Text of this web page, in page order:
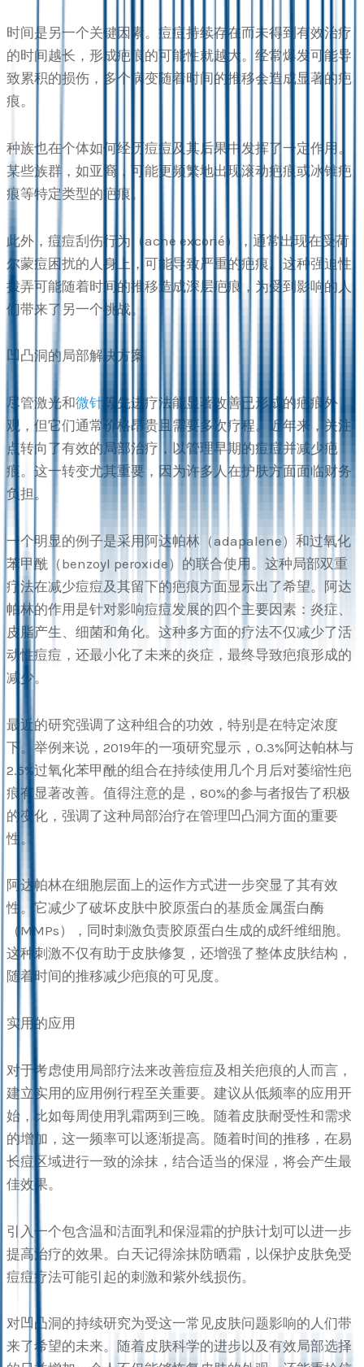
时间是另一个关键因素。痘痘持续存在而未得到有效治疗
的时间越长，形成疤痕的可能性就越大。经常爆发可能导
致累积的损伤，多个病变随着时间的推移会造成显著的疤
痕。
种族也在个体如何经历痘痘及其后果中发挥了一定作用。
某些族群，如亚裔，可能更频繁地出现滚动疤痕或冰锥疤
痕等特定类型的疤痕。
此外，痘痘刮伤行为（acne excorié），通常出现在受荷
尔蒙痘困扰的人身上，可能导致严重的疤痕。这种强迫性
拨弄可能随着时间的推移造成深层疤痕，为受到影响的人
们带来了另一个挑战。
凹凸洞的局部解决方案
尽管激光和微针 等先进疗法能显著改善已形成的疤痕外
观，但它们通常价格昂贵且需要多次疗程。近年来，关注
点转向了有效的局部治疗，以管理早期的痘痘并减少疤
痕。这一转变尤其重要，因为许多人在护肤方面面临财务
负担。
一个明显的例子是采用阿达帕林（adapalene）和过氧化
苯甲酰（benzoyl peroxide）的联合使用。这种局部双重
疗法在减少痘痘及其留下的疤痕方面显示出了希望。阿达
帕林的作用是针对影响痘痘发展的四个主要因素：炎症、
皮脂产生、细菌和角化。这种多方面的疗法不仅减少了活
动性痘痘，还最小化了未来的炎症，最终导致疤痕形成的
减少。
最近的研究强调了这种组合的功效，特别是在特定浓度
下。举例来说，2019年的一项研究显示，0.3%阿达帕林与
2.5%过氧化苯甲酰的组合在持续使用几个月后对萎缩性疤
痕有显著改善。值得注意的是，80%的参与者报告了积极
的变化，强调了这种局部治疗在管理凹凸洞方面的重要
性。
阿达帕林在细胞层面上的运作方式进一步突显了其有效
性。它减少了破坏皮肤中胶原蛋白的基质金属蛋白酶
（MMPs），同时刺激负责胶原蛋白生成的成纤维细胞。
这种刺激不仅有助于皮肤修复，还增强了整体皮肤结构，
随着时间的推移减少疤痕的可见度。
实用的应用
对于考虑使用局部疗法来改善痘痘及相关疤痕的人而言，
建立实用的应用例行程至关重要。建议从低频率的应用开
始，比如每周使用乳霜两到三晚。随着皮肤耐受性和需求
的增加，这一频率可以逐渐提高。随着时间的推移，在易
长痘区域进行一致的涂抹，结合适当的保湿，将会产生最
佳效果。
引入一个包含温和洁面乳和保湿霜的护肤计划可以进一步
提高治疗的效果。白天记得涂抹防晒霜，以保护皮肤免受
痘痘疗法可能引起的刺激和紫外线损伤。
对凹凸洞的持续研究为受这一常见皮肤问题影响的人们带
来了希望的未来。随着皮肤科学的进步以及有效局部选择